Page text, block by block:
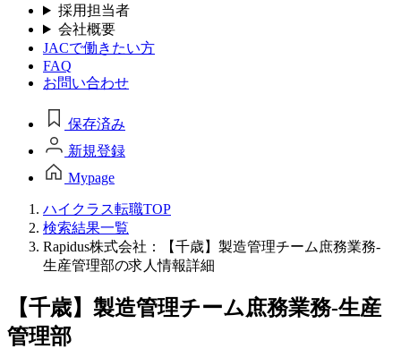
採用担当者
会社概要
JACで働きたい方
FAQ
お問い合わせ
保存済み
新規登録
Mypage
ハイクラス転職TOP
検索結果一覧
Rapidus株式会社：【千歳】製造管理チーム庶務業務-
生産管理部の求人情報詳細
【千歳】製造管理チーム庶務業務-生産
管理部